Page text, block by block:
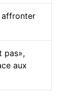
affronter
pas»,
aux